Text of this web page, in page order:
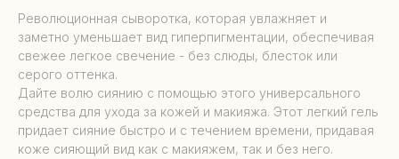
Революционная сыворотка, которая увлажняет и
заметно уменьшает вид гиперпигментации, обеспечивая
свежее легкое свечение - без слюды, блесток или
серого оттенка.
Дайте волю сиянию с помощью этого универсального
средства для ухода за кожей и макияжа. Этот легкий гель
придает сияние быстро и с течением времени, придавая
коже сияющий вид как с макияжем, так и без него.